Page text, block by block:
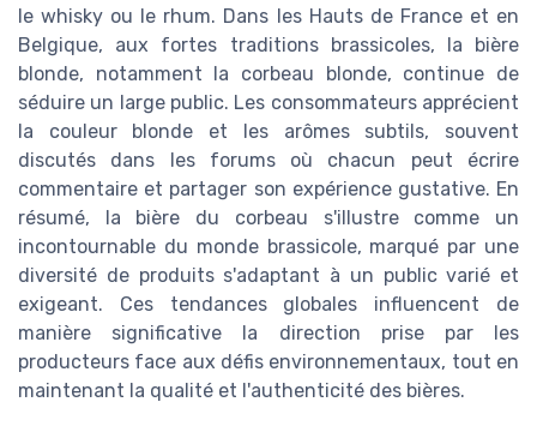
le whisky ou le rhum. Dans les Hauts de France et en
Belgique, aux fortes traditions brassicoles, la bière
blonde, notamment la corbeau blonde, continue de
séduire un large public. Les consommateurs apprécient
la couleur blonde et les arômes subtils, souvent
discutés dans les forums où chacun peut écrire
commentaire et partager son expérience gustative. En
résumé, la bière du corbeau s'illustre comme un
incontournable du monde brassicole, marqué par une
diversité de produits s'adaptant à un public varié et
exigeant. Ces tendances globales influencent de
manière significative la direction prise par les
producteurs face aux défis environnementaux, tout en
maintenant la qualité et l'authenticité des bières.